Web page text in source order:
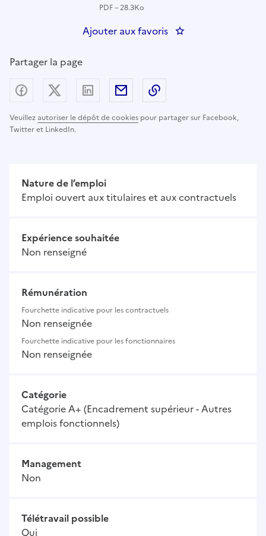
PDF – 28.3Ko
Ajouter aux favoris : Contrôleur(se)
Partager la page
Veuillezautoriser le dépôt de cookies pour partager sur Facebook,
Twitter et LinkedIn.
Partager sur Facebook
Partager sur X (anciennement Twitter) -
Partager sur LinkedIn
Partager par email
Nature de l’emploi
Emploi ouvert aux titulaires et aux contractuels
Expérience souhaitée
Non renseigné
Rémunération
Fourchette indicative pour les contractuels
Non renseignée
Fourchette indicative pour les fonctionnaires
Non renseignée
Catégorie
Catégorie A+ (Encadrement supérieur - Autres
emplois fonctionnels)
Management
Non
Télétravail possible
Oui